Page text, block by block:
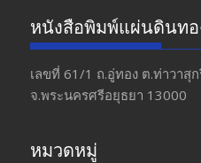
e
b
o
o
a
gr
a
m
itt
er
u
T
u
b
หนังสือพิมพ์แผ่นดินทอ
เลขที่ 61/1 ถ.อู่ทอง​ ต.​ท่าวาสุ
จ.พระนครศรีอยุธยา 13000
หมวดหมู่